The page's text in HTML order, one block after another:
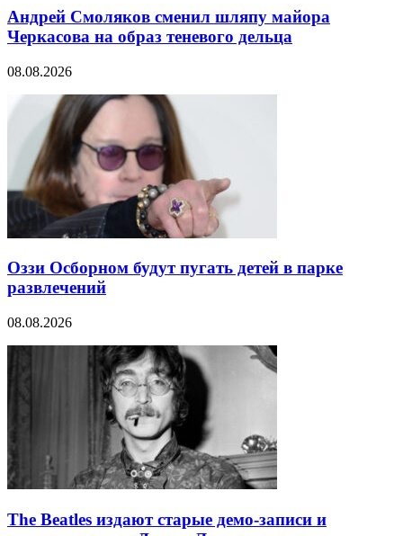
Андрей Смоляков сменил шляпу майора
Черкасова на образ теневого дельца
08.08.2026
Оззи Осборном будут пугать детей в парке
развлечений
08.08.2026
The Beatles издают старые демо-записи и